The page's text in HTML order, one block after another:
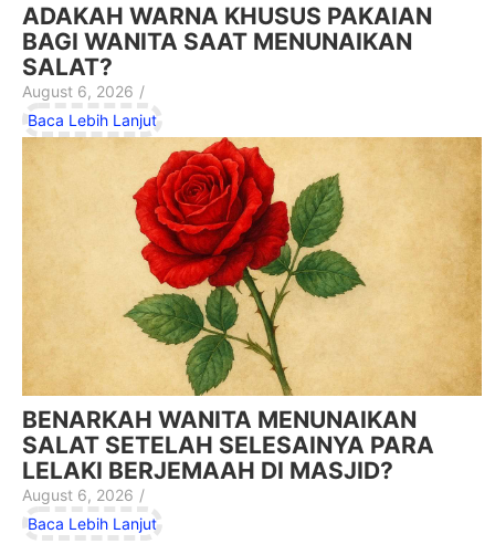
ADAKAH WARNA KHUSUS PAKAIAN
BAGI WANITA SAAT MENUNAIKAN
SALAT?
August 6, 2026 /
Baca Lebih Lanjut
BENARKAH WANITA MENUNAIKAN
SALAT SETELAH SELESAINYA PARA
LELAKI BERJEMAAH DI MASJID?
August 6, 2026 /
Baca Lebih Lanjut